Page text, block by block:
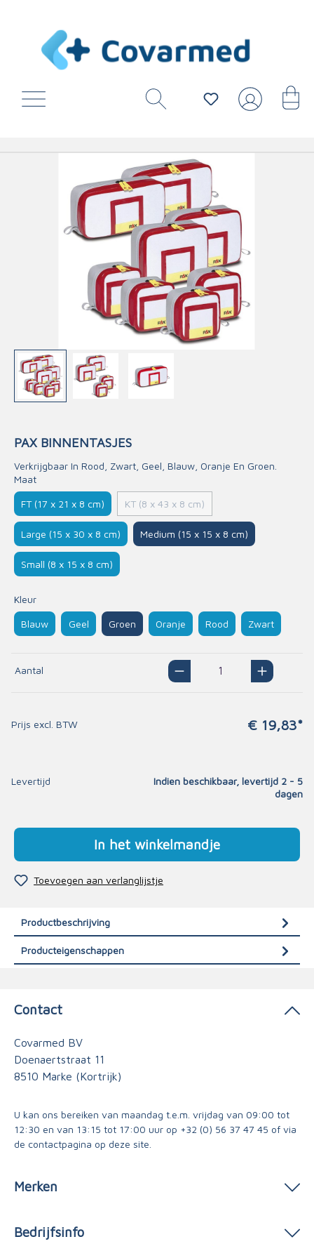
PAX BINNENTASJES
Verkrijgbaar In Rood, Zwart, Geel, Blauw, Oranje En Groen.
Maat
FT (17 x 21 x 8 cm) KT (8 x 43 x 8 cm)
Large (15 x 30 x 8 cm) Medium (15 x 15 x 8 cm)
Small (8 x 15 x 8 cm)
Kleur
Blauw Geel Groen Oranje Rood Zwart
Aantal
Prijs excl. BTW € 19,83*
Levertijd
Indien beschikbaar, levertijd 2 - 5
dagen
In het winkelmandje
Toevoegen aan verlanglijstje
Productbeschrijving
Producteigenschappen
Contact
Covarmed BV
Doenaertstraat 11
8510 Marke (Kortrijk)
U kan ons bereiken van maandag t.e.m. vrijdag van 09:00 tot
12:30 en van 13:15 tot 17:00 uur op +32 (0) 56 37 47 45 of via
de contactpagina op deze site.
Merken
Bedrijfsinfo